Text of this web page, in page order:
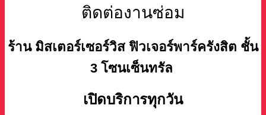
ติดต่องานซ่อม
ร้าน มิสเตอร์เซอร์วิส ฟิวเจอร์พาร์ครังสิต ชั้น
3 โซนเซ็นทรัล
เปิดบริการทุกวัน